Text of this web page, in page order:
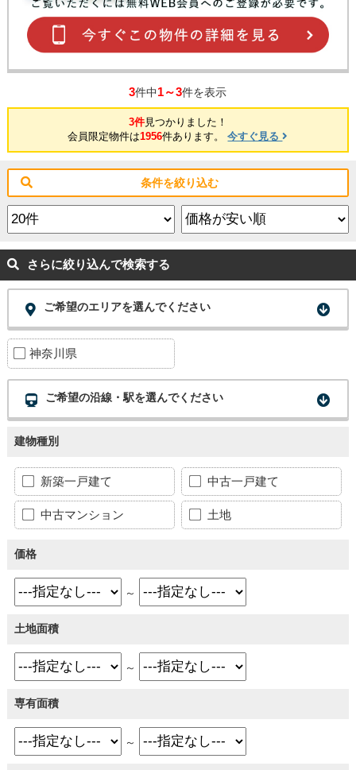
3件中1～3件を表示
3件見つかりました！
会員限定物件は1956件あります。今すぐ見る
条件を絞り込む
さらに絞り込んで検索する
ご希望のエリアを選んでください
神奈川県
ご希望の沿線・駅を選んでください
建物種別
新築一戸建て 中古一戸建て
中古マンション 土地
価格
～
土地面積
～
専有面積
～